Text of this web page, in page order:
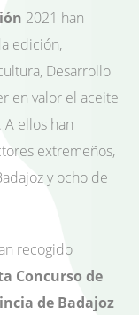
2021 han
edición,
Desarrollo
en valor el aceite
ellos han
extremeños,
y ocho de
recogido
Concurso de
de Badajoz